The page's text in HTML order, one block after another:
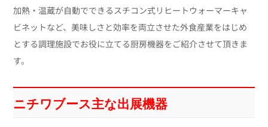
加熱・温蔵が自動でできるスチコン式リヒートウォーマーキャ
ビネットなど、美味しさと効率を両立させた外食産業をはじめ
とする調理施設でお役に立てる厨房機器をご紹介させて頂きま
す。
ニチワブース主な出展機器